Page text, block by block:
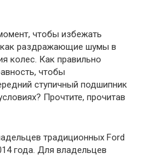
чтобы избежать
раздражающие шумы в
колес. Как правильно
чтобы
ступичный подшипник
Прочтите, прочитав
традиционных Ford
года. Для владельцев